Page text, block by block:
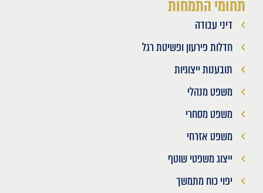
תחומי התמחות
דיני עבודה
חדלות פירעון ופשיטת רגל
תובענות ייצוגיות
משפט מנהלי
משפט מסחרי
משפט אזרחי
ייצוג משפטי שוטף
יפוי כוח מתמשך